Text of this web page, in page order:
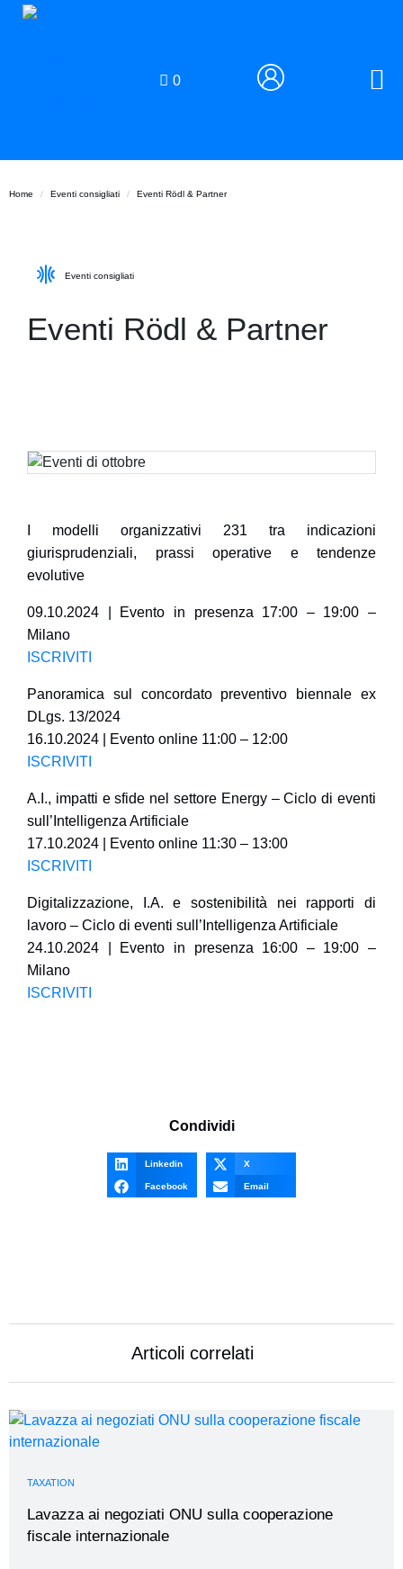
0
Home Eventi consigliati Eventi Rödl & Partner
Eventi consigliati
Eventi Rödl & Partner
I modelli organizzativi 231 tra indicazioni
giurisprudenziali, prassi operative e tendenze
evolutive
09.10.2024 | Evento in presenza 17:00 – 19:00 –
Milano
ISCRIVITI
Panoramica sul concordato preventivo biennale ex
DLgs. 13/2024
16.10.2024 | Evento online 11:00 – 12:00
ISCRIVITI
A.I., impatti e sfide nel settore Energy – Ciclo di eventi
sull’Intelligenza Artificiale
17.10.2024 | Evento online 11:30 – 13:00
ISCRIVITI
Digitalizzazione, I.A. e sostenibilità nei rapporti di
lavoro – Ciclo di eventi sull’Intelligenza Artificiale
24.10.2024 | Evento in presenza 16:00 – 19:00 –
Milano
ISCRIVITI
Condividi
Linkedin X
Facebook Email
Articoli correlati
TAXATION
Lavazza ai negoziati ONU sulla cooperazione
fiscale internazionale